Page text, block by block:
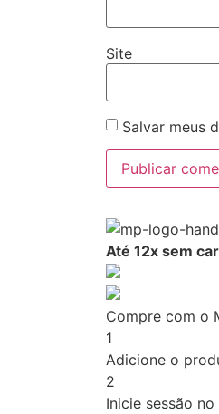
Site
Salvar meus
Até 12x sem
Compre com o
1
Adicione o
2
Inicie sessão